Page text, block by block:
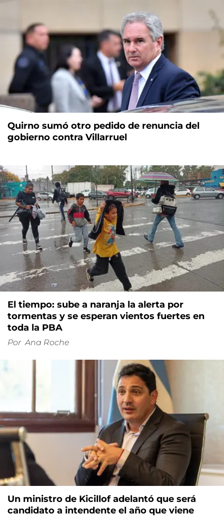
Quirno sumó otro pedido de renuncia del
gobierno contra Villarruel
El tiempo: sube a naranja la alerta por
tormentas y se esperan vientos fuertes en
toda la PBA
Por Ana Roche
Un ministro de Kicillof adelantó que será
candidato a intendente el año que viene